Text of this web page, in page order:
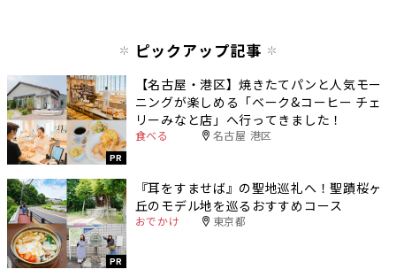
ピックアップ記事
PR
【名古屋・港区】焼きたてパンと人気モー
ニングが楽しめる「ベーク&コーヒー チェ
リーみなと店」へ行ってきました！
食べる 名古屋 港区
PR
『耳をすませば』の聖地巡礼へ！聖蹟桜ヶ
丘のモデル地を巡るおすすめコース
おでかけ 東京都